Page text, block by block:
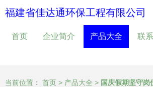
福建省佳达通环保工程有限公司
首页 企业简介 产品大全 联
当前位置： 首页 > 产品大全 > 国庆假期坚守岗